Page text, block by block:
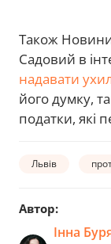
Також
Садовий в
надавати
його думку,
податки, які
Львів
Автор:
Інна